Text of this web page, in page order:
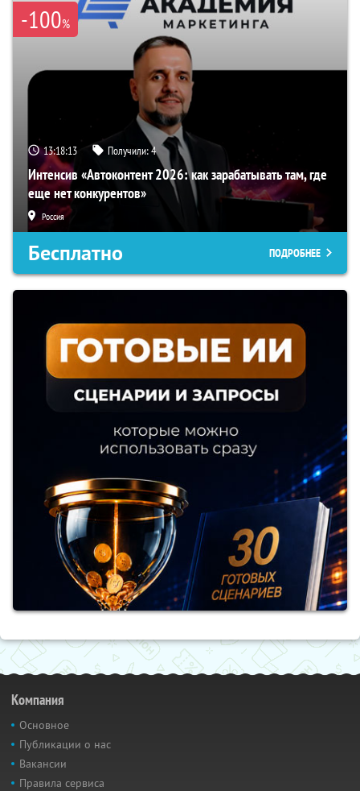
-100%
13:18:12 Получили:4
Интенсив «Автоконтент 2026: как зарабатывать там, где
еще нет конкурентов»
Россия
Бесплатно ПОДРОБНЕЕ
Компания
Основное
Публикации о нас
Вакансии
Правила сервиса